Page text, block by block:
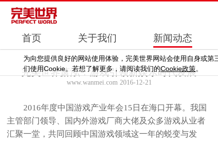
为向您提供良好的网站使用体验，完美世界网站会使用自身或第
们使用Cookie。若想了解更多，请阅读我们的Cookie政策。
首页 关于我们 新闻动态
完美世界萧泓：游戏引领新娱乐时代发展
www.wanmei.com 2016-12-21
2016年度中国游戏产业年会15日在海口开幕。我国
主管部门领导、国内外游戏厂商大佬及众多游戏从业者
汇聚一堂，共同回顾中国游戏领域这一年的蜕变与发